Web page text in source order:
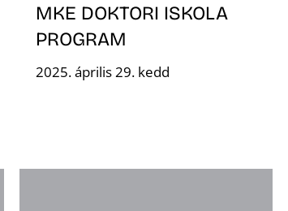
MKE DOKTORI ISKOLA
PROGRAM
2025. április 29. kedd